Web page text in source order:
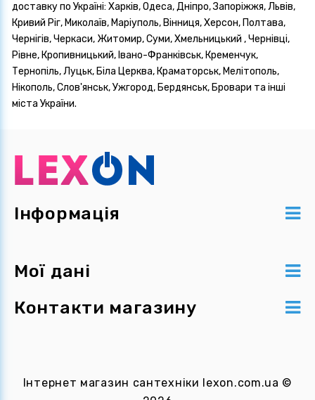
доставку по Україні: Харків, Одеса, Дніпро, Запоріжжя, Львів,
Кривий Ріг, Миколаїв, Маріуполь, Вінниця, Херсон, Полтава,
Чернігів, Черкаси, Житомир, Суми, Хмельницький , Чернівці,
Рівне, Кропивницький, Івано-Франківськ, Кременчук,
Тернопіль, Луцьк, Біла Церква, Краматорськ, Мелітополь,
Нікополь, Слов'янськ, Ужгород, Бердянськ, Бровари та інші
міста України.
Інформація
Мої дані
Контакти магазину
Інтернет магазин сантехніки lexon.com.ua ©